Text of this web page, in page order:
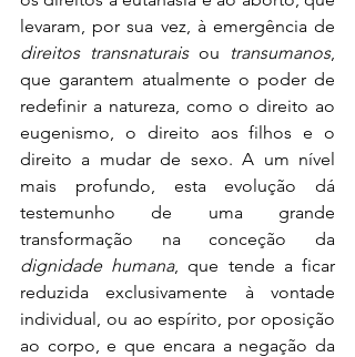
direitos transnaturais ou transumanos,
que garantem atualmente o poder de
redefinir a natureza, como o direito ao
eugenismo, o direito aos filhos e o
direito a mudar de sexo. A um nível
mais profundo, esta evolução dá
testemunho de uma grande
dignidade humana, que tende a ficar
reduzida exclusivamente à vontade
individual, ou ao espírito, por oposição
ao corpo, e que encara a negação da